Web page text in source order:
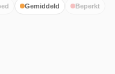
Gemiddeld Beperkt